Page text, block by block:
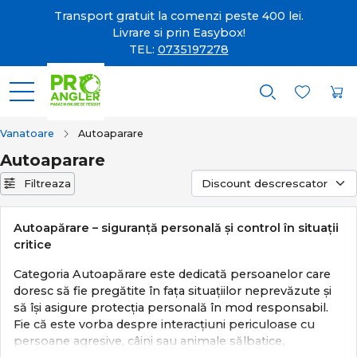
Transport gratuit la comenzi peste 400 lei.
Livrare si prin Easybox!
TEL: 0735197278
Vanatoare Autoaparare
Autoaparare
Filtreaza
Autoapărare – siguranță personală și control în situații
critice
Categoria Autoapărare este dedicată persoanelor care
doresc să fie pregătite în fața situațiilor neprevăzute și
să își asigure protecția personală în mod responsabil.
Fie că este vorba despre interacțiuni periculoase cu
persoane agresive, câini sau animale sălbatice,